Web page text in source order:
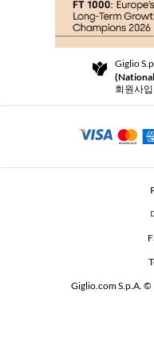
Community Store
Beauty Seekers VIP Club
반품 및 환불
For a safe shopping experience
Security Communication
Giglio
회원사
Giglio.com S.p.A.